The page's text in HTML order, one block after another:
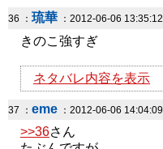
36 ： 琉華 ：2012-06-06 13:35:12
きのこ強すぎ
ネタバレ内容を表示
37 ： eme ：2012-06-06 14:04:09
>>36さん